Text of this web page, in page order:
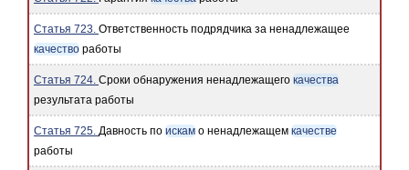
Статья 723. Ответственность подрядчика за ненадлежащее
качество работы
Статья 724. Сроки обнаружения ненадлежащего качества
результата работы
Статья 725. Давность по искам о ненадлежащем качестве
работы